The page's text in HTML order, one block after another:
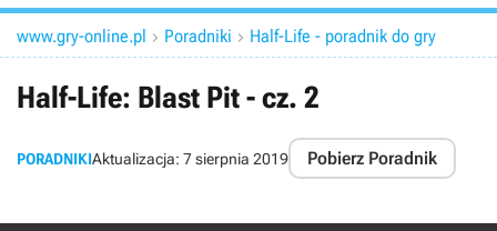
www.gry-online.pl  Poradniki  Half-Life - poradnik do gry
Half-Life: Blast Pit - cz. 2
PORADNIKIAktualizacja: 7 sierpnia 2019 Pobierz Poradnik